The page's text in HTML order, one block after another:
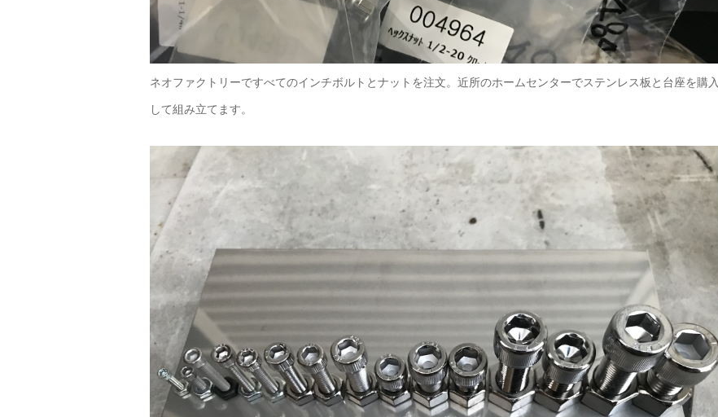
ネオファクトリーですべてのインチボルトとナットを注文。近所のホームセンターでステンレス板と台座を購入
して組み立てます。